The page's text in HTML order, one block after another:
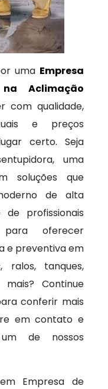
uma Empresa
Aclimação
com qualidade,
e preços
certo. Seja
uma
soluções que
de alta
profissionais
para oferecer
e preventiva em
ralos, tanques,
Continue
conferir mais
em contato e
de nossos
Empresa de